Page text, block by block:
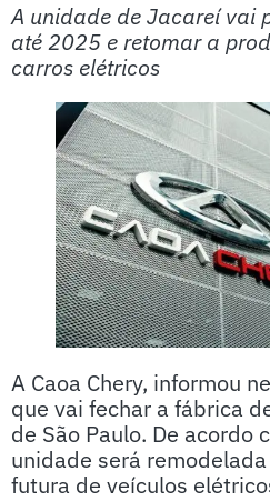
A unidade de Jacareí vai
até 2025 e retomar a
carros elétricos
A Caoa Chery, informou
que vai fechar a fábrica
de São Paulo. De acordo
unidade será
futura de veículos